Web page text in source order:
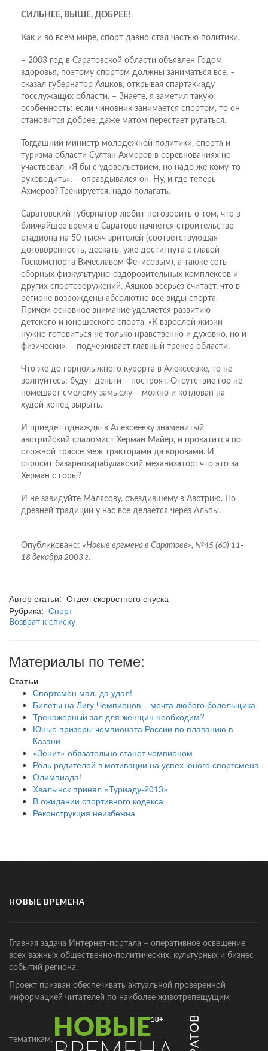
СИЛЬНЕЕ, ВЫШЕ, ДОБРЕЕ!
Как и во всем мире, спорт давно стал частью политики.
– 2003 год в Саратовской области объявлен Годом
здоровья, поэтому спортом должны заниматься все, –
сказал губернатор Аяцков, открывая спартакиаду
госслужащих области. – Знаете, я заметил такую
особенность: если чиновник занимается спортом, то он
становится добрее, даже матом перестает ругаться.
Тогдашний министр молодежной политики, спорта и
туризма области Султан Ахмеров в соревнованиях не
участвовал. «Я бы с удовольствием, но надо же кому-то
руководить», – оправдывался он. Ну, и где теперь
Ахмеров? Тренируется, надо полагать.
Саратовский губернатор любит поговорить о том, что в
ближайшее время в Саратове начнется строительство
стадиона на 50 тысяч зрителей (соответствующая
договоренность, дескать, уже достигнута с главой
Госкомспорта Вячеславом Фетисовым), а также сеть
сборных физкультурно-оздоровительных комплексов и
других спортсооружений. Аяцков всерьез считает, что в
регионе возрождены абсолютно все виды спорта.
Причем основное внимание уделяется развитию
детского и юношеского спорта. «К взрослой жизни
нужно готовиться не только нравственно и духовно, но и
физически», – подчеркивает главный тренер области.
Что же до горнолыжного курорта в Алексеевке, то не
волнуйтесь: будут деньги – построят. Отсутствие гор не
помешает смелому замыслу – можно и котлован на
худой конец вырыть.
И приедет однажды в Алексеевку знаменитый
австрийский слаломист Херман Майер, и прокатится по
сложной трассе меж тракторами да коровами. И
спросит базарнокарабулакский механизатор: что это за
Херман с горы?
И не завидуйте Малясову, съездившему в Австрию. По
древней традиции у нас все делается через Альпы.
Опубликовано: «Новые времена в Саратове», №45 (60) 11-
18 декабря 2003 г.
Автор статьи: Отдел скоростного спуска
Рубрика: Спорт
Возврат к списку
Материалы по теме:
Статьи
Спортсмен мал, да удал!
Билеты на Лигу Чемпионов – мечта любого болельщика
Тренажерный зал для женщин необходим?
Юные призеры чемпионата России по плаванию в
Казани
«Зенит» обязательно станет чемпионом
Роль родителей в мотивации на успех юного спортсмена
Олимпиада!
Хвалынск принял «Туриаду-2013»
В ожидании спортивного кодекса
Реконструкция неизбежна
НОВЫЕ ВРЕМЕНА
Главная задача Интернет-портала – оперативное освещение
всех важных общественно-политических, культурных и бизнес
событий региона.
Проект призван обеспечивать актуальной проверенной
информацией читателей по наиболее животрепещущим
тематикам.